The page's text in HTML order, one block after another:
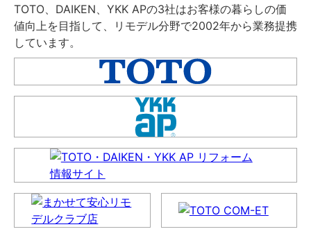
TOTO、DAIKEN、YKK APの3社はお客様の暮らしの価
値向上を目指して、リモデル分野で2002年から業務提携
しています。